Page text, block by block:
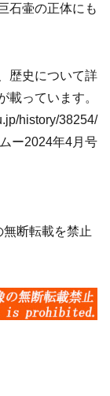
石壷の正体にも
歴史について詳
載っています。
history/38254/
ー2024年4月号
断転載を禁止